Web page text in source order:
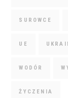
SUROWCE
UE
WODÓR
ŻYCZENIA